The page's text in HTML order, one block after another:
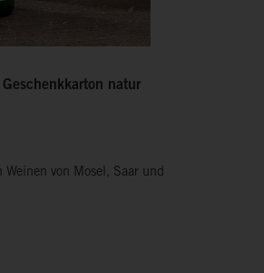
natur
von Mosel, Saar und